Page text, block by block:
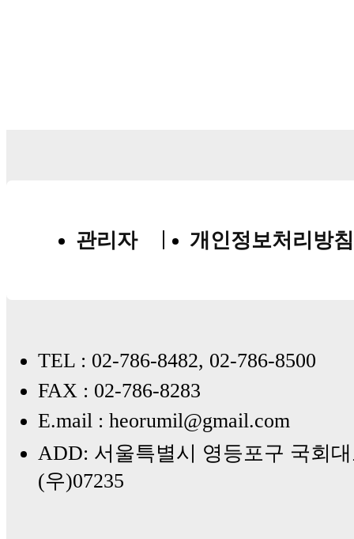
관리자 개인정보처리방침
TEL : 02-786-8482, 02-786-8500
FAX : 02-786-8283
E.mail : heorumil@gmail.com
ADD: 서울특별시 영등포구 국회
(우)07235